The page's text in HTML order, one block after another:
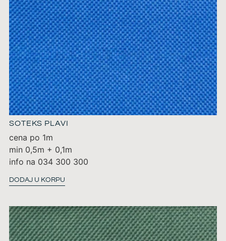
SOTEKS PLAVI
cena po 1m
min 0,5m + 0,1m
info na 034 300 300
DODAJ U KORPU